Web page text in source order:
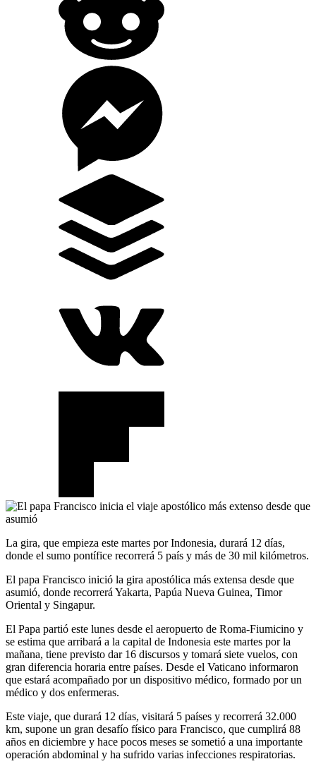
La gira, que empieza este martes por Indonesia, durará 12 días,
donde el sumo pontífice recorrerá 5 país y más de 30 mil kilómetros.
El papa Francisco inició la gira apostólica más extensa desde que
asumió, donde recorrerá Yakarta, Papúa Nueva Guinea, Timor
Oriental y Singapur.
El Papa partió este lunes desde el aeropuerto de Roma-Fiumicino y
se estima que arribará a la capital de Indonesia este martes por la
mañana, tiene previsto dar 16 discursos y tomará siete vuelos, con
gran diferencia horaria entre países. Desde el Vaticano informaron
que estará acompañado por un dispositivo médico, formado por un
médico y dos enfermeras.
Este viaje, que durará 12 días, visitará 5 países y recorrerá 32.000
km, supone un gran desafío físico para Francisco, que cumplirá 88
años en diciembre y hace pocos meses se sometió a una importante
operación abdominal y ha sufrido varias infecciones respiratorias.